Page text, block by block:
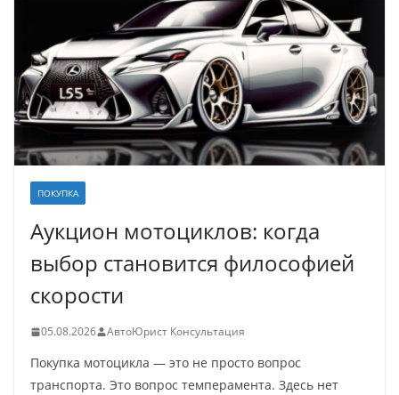
ПОКУПКА
Аукцион мотоциклов: когда
выбор становится философией
скорости
05.08.2026 АвтоЮрист Консультация
Покупка мотоцикла — это не просто вопрос
транспорта. Это вопрос темперамента. Здесь нет